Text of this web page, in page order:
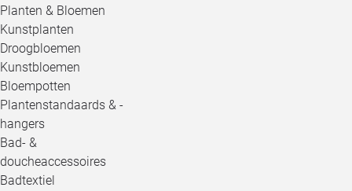
Planten & Bloemen
Kunstplanten
Droogbloemen
Kunstbloemen
Bloempotten
Plantenstandaards & -
hangers
Bad- &
doucheaccessoires
Badtextiel